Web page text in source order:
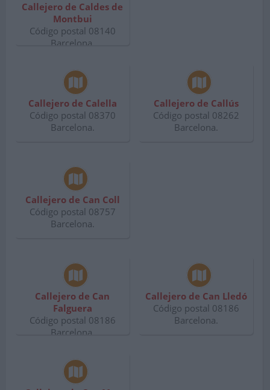
Callejero de Caldes de
Montbui
Código postal 08140
Barcelona.
Callejero de Calella
Código postal 08370
Barcelona.
Callejero de Callús
Código postal 08262
Barcelona.
Callejero de Can Coll
Código postal 08757
Barcelona.
Callejero de Can
Falguera
Código postal 08186
Barcelona.
Callejero de Can Lledó
Código postal 08186
Barcelona.